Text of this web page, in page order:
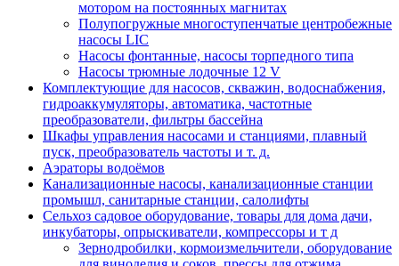
мотором на постоянных магнитах
Полупогружные многоступенчатые центробежные
насосы LIC
Насосы фонтанные, насосы торпедного типа
Насосы трюмные лодочные 12 V
Комплектующие для насосов, скважин, водоснабжения,
гидроаккумуляторы, автоматика, частотные
преобразователи, фильтры бассейна
Шкафы управления насосами и станциями, плавный
пуск, преобразователь частоты и т. д.
Аэраторы водоёмов
Канализационные насосы, канализационные станции
промышл, санитарные станции, салолифты
Сельхоз садовое оборудование, товары для дома дачи,
инкубаторы, опрыскиватели, компрессоры и т д
Зернодробилки, кормоизмельчители, оборудование